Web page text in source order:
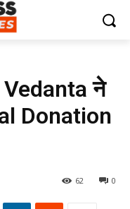
ने
Donation
0
62